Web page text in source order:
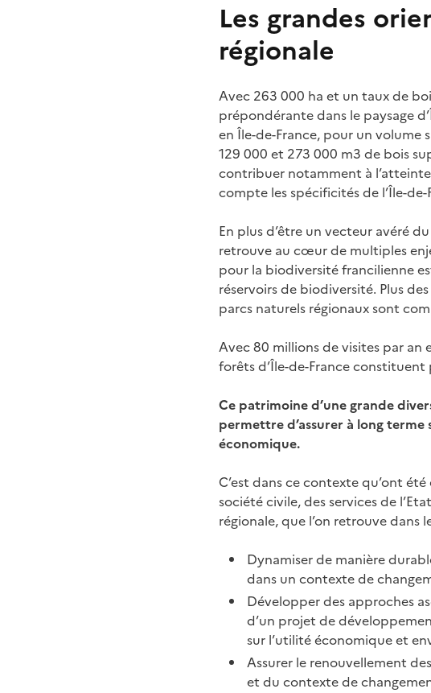
Les grandes
régionale
Avec 263 000 ha et un taux de
prépondérante dans le paysage
en Île-de-France, pour un volume
129 000 et 273 000 m3 de bois
contribuer notamment à
compte les spécificités de l’Île-de-
En plus d’être un vecteur avéré
retrouve au cœur de multiples
pour la biodiversité francilienne
réservoirs de biodiversité. Plus
parcs naturels régionaux sont
Avec 80 millions de visites par an
forêts d’Île-de-France
Ce patrimoine d’une grande
permettre d’assurer à long
économique.
C’est dans ce contexte qu’ont
société civile, des services de
régionale, que l’on retrouve dans le
Dynamiser de manière
dans un contexte de
Développer des approches
d’un projet de
sur l’utilité économique et
Assurer le renouvellement
et du contexte de